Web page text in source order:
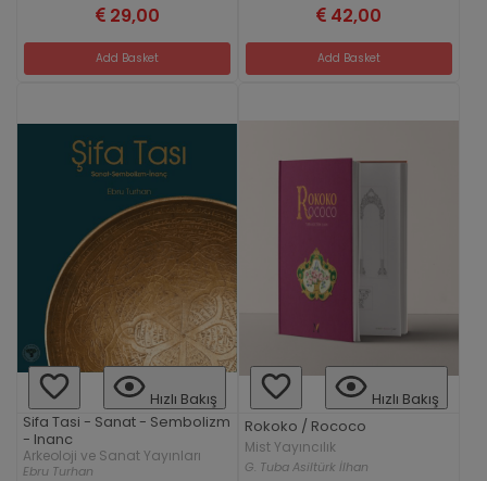
29,00
Add Basket
42,00
Add Basket
Hızlı Bakış
Sifa Tasi - Sanat - Sembolizm
- Inanc
Arkeoloji ve Sanat Yayınları
Ebru Turhan
Hızlı Bakış
Rokoko / Rococo
Mist Yayıncılık
G. Tuba Asiltürk İlhan